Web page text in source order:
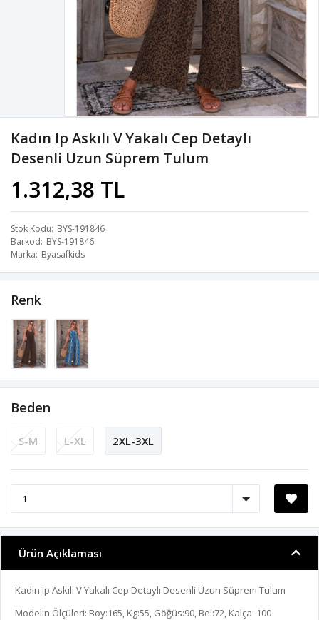
Kadın Ip Askılı V Yakalı Cep Detaylı
Desenli Uzun Süprem Tulum
1.312,38 TL
Stok Kodu BYS-191846
Barkod BYS-191846
Marka Byasafkids
Renk
Beden
S-M L-XL 2XL-3XL
Ürün Açıklaması
Kadın Ip Askılı V Yakalı Cep Detaylı Desenli Uzun Süprem Tulum
Modelin Ölçüleri: Boy:165, Kg:55, Göğüs:90, Bel:72, Kalça: 100